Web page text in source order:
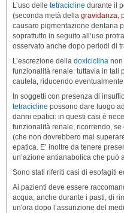
L’uso delle tetracicline durante il
(seconda metà della gravidanza
causare pigmentazione dentaria
soprattutto in seguito all’uso
osservato anche dopo periodi di
L’escrezione della doxiciclina non
funzionalità renale: tuttavia in tali
cautela, riducendo
In soggetti con presenza di
tetracicline possono dare luogo
danni epatici: in questi casi è
funzionalità renale, ricorrendo,
(che non dovrebbero mai
epatica. E’ inoltre da tenere
un’azione antianabolica che può
Sono stati riferiti casi di esofagiti
Ai pazienti deve essere
acqua, anche durante i pasti, di
un'ora dopo l’assunzione del